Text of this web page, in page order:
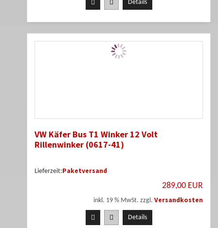
Details
VW Käfer Bus T1 Winker 12 Volt
Rillenwinker (0617-41)
Lieferzeit:Paketversand
289,00 EUR
inkl. 19 % MwSt. zzgl. Versandkosten
Details